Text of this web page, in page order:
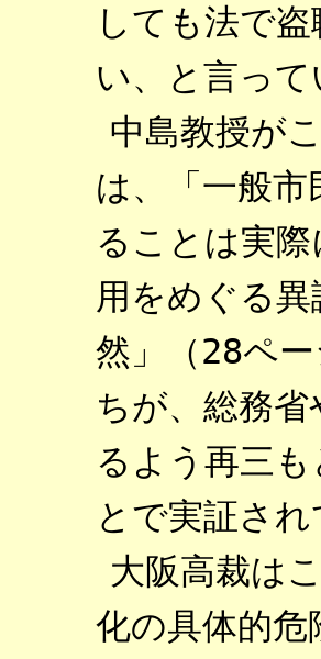
しても法で
い、と言っ
中島教授が
は、「一般
ることは実
用をめぐる
然」（28ペ
ちが、総務
るよう再三
とで実証され
大阪高裁は
化の具体的